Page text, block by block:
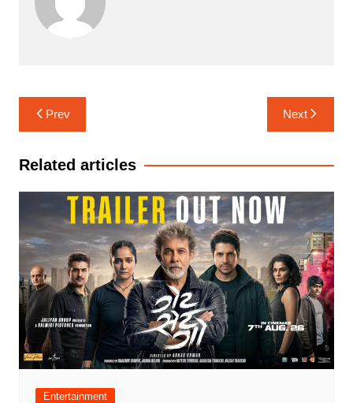
Post
navigation
Prev Next
Related articles
Entertainment